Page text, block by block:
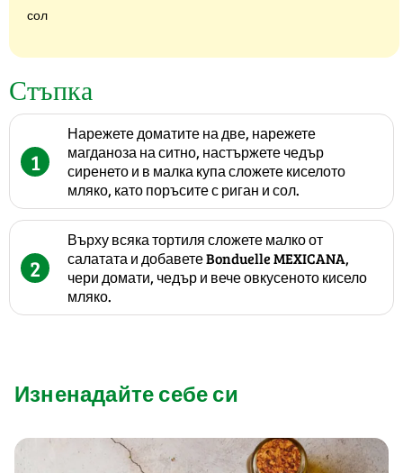
сол
Стъпка
1
Нарежете доматите на две, нарежете
магданоза на ситно, настържете чедър
сиренето и в малка купа сложете киселото
мляко, като поръсите с риган и сол.
2
Върху всяка тортиля сложете малко от
салатата и добавете Bonduelle MEXICANA,
чери домати, чедър и вече овкусеното кисело
мляко.
Изненадайте себе си